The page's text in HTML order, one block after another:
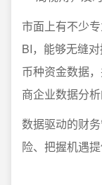
市面上有不少
BI，能够无缝
币种资金数据
商企业数据分析
数据驱动的财
险、把握机遇